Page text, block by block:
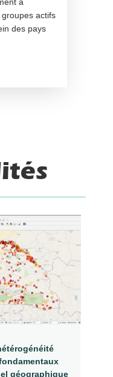
à
actifs
des pays
géographique